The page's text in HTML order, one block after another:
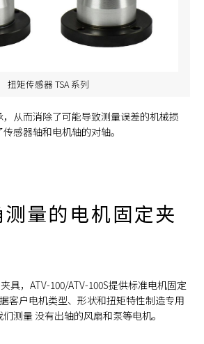
扭矩传感器 TSA 系列
从而消除了可能导致测量误差的机械损
感器轴和电机轴的对轴。
量的电机固定夹
具，ATV-100/ATV-100S提供标准电机固定
客户电机类型、形状和扭矩特性制造专用
测量 没有出轴的风扇和泵等电机。